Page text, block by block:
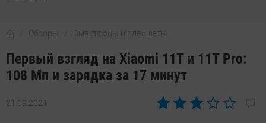
Обзоры Смартфоны и планшеты
Первый взгляд на Xiaomi 11T и 11T Pro:
108 Мп и зарядка за 17 минут
21.09.2021
Автор: